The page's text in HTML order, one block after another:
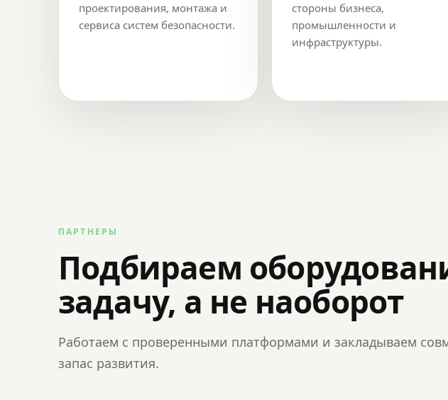
проектирования, монтажа и
сервиса систем безопасности.
стороны бизнеса,
промышленности и
инфраструктуры.
ПАРТНЕРЫ
Подбираем
задачу, а не наоборот
Работаем с проверенными платформами и закладываем
запас развития.